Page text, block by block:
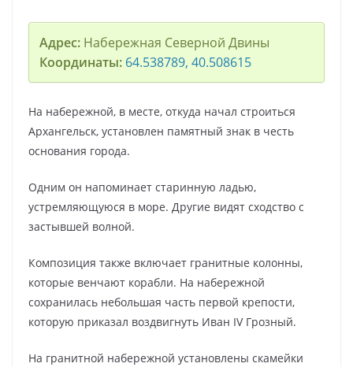
Адрес:Набережная Северной Двины
Координаты: 64.538789, 40.508615
На набережной, в месте, откуда начал строиться
Архангельск, установлен памятный знак в честь
основания города.
Одним он напоминает старинную ладью,
устремляющуюся в море. Другие видят сходство с
застывшей волной.
Композиция также включает гранитные колонны,
которые венчают корабли. На набережной
сохранилась небольшая часть первой крепости,
которую приказал воздвигнуть Иван IV Грозный.
На гранитной набережной установлены скамейки